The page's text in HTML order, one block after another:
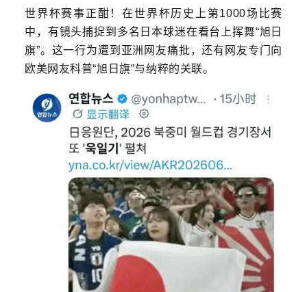
世界杯赛事正酣！在世界杯历史上第1000场比赛
中，有镜头捕捉到多名日本球迷在看台上挥舞“旭日
旗”。这一行为遭到亚洲网友痛批，还有网友专门向
欧美网友科普“旭日旗”与纳粹的关联。